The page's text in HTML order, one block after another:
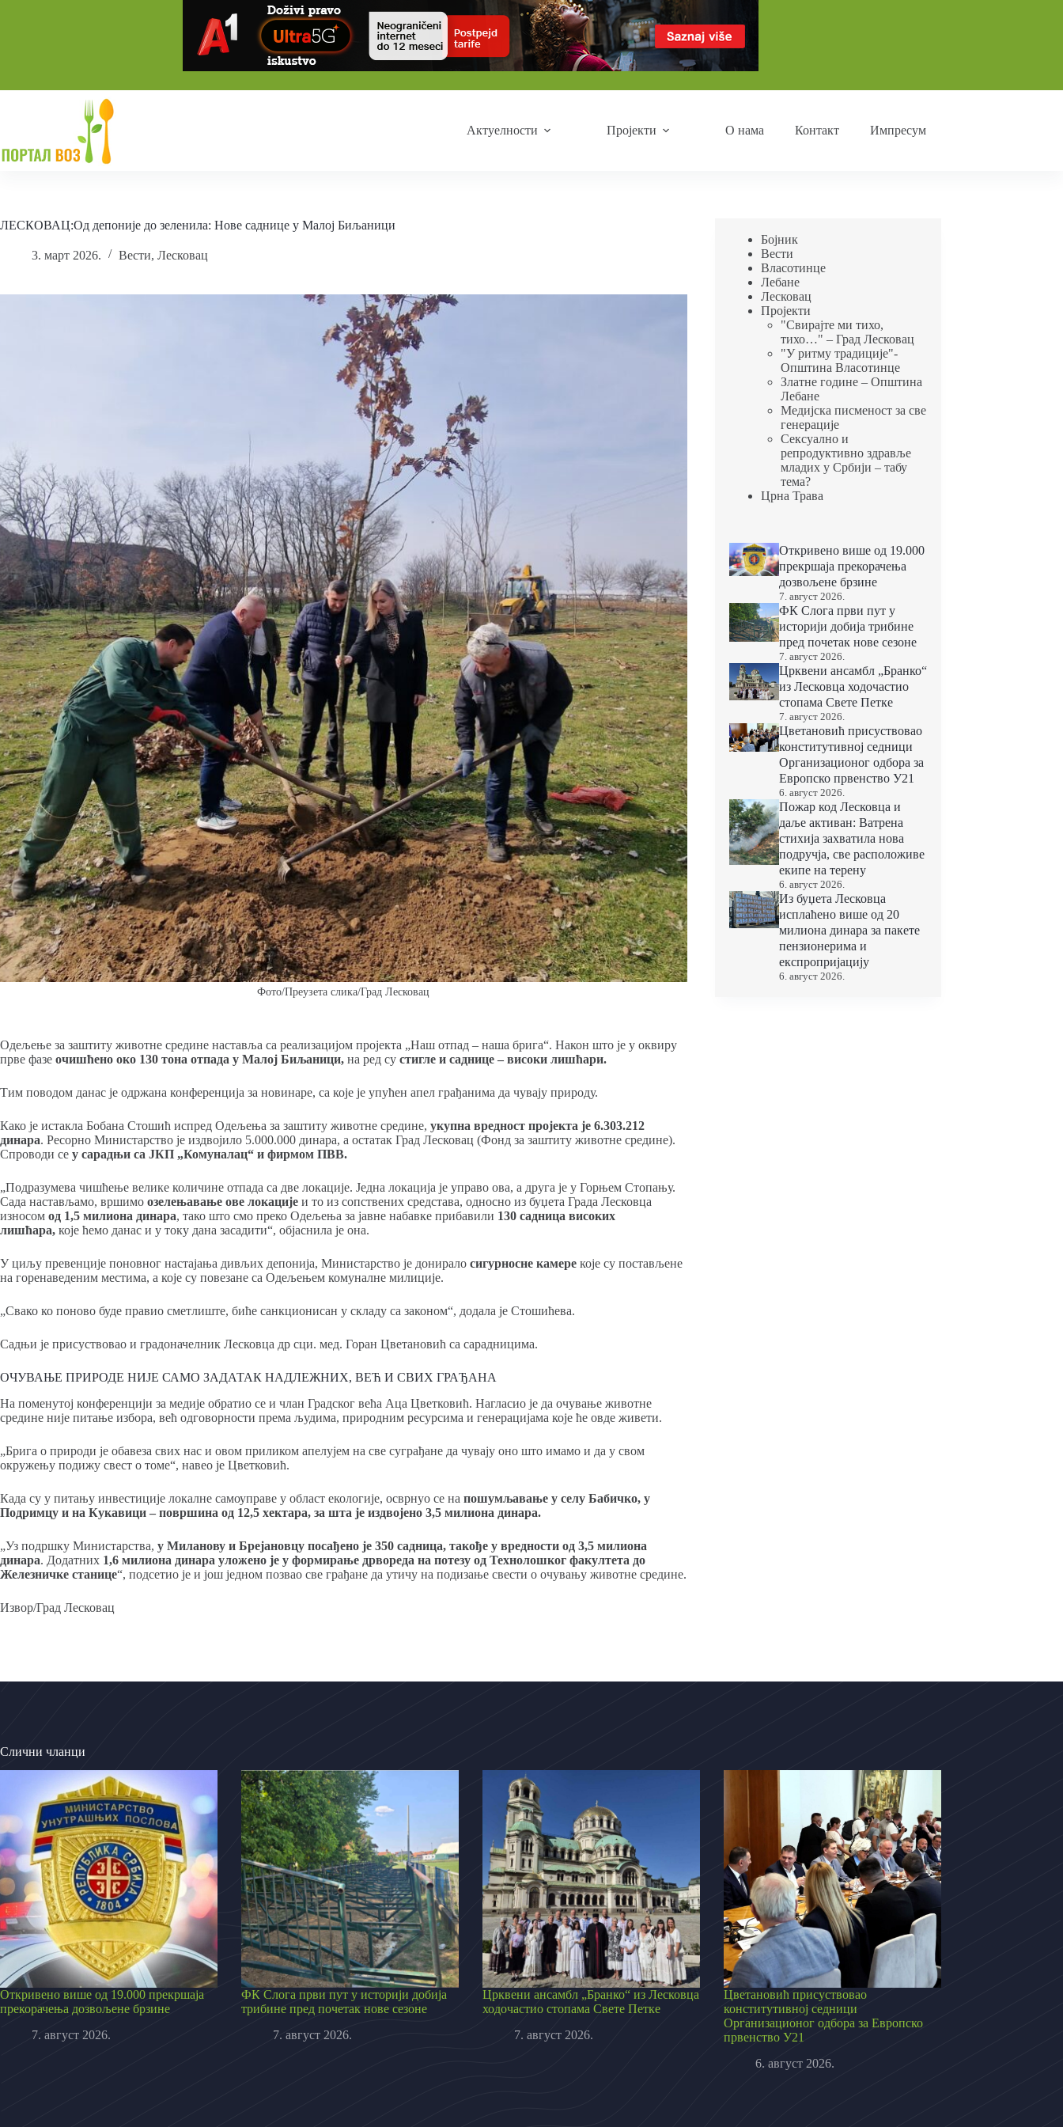
Актуелности Пројекти О нама Контакт Импресум
ЛЕСКОВАЦ:Од депоније до зеленила: Нове саднице у Малој Биљаници
3. март 2026. Вести, Лесковац
Фото/Преузета слика/Град Лесковац
Одељење за заштиту животне средине наставља са реализацијом пројекта „Наш отпад – наша брига“. Након што је у оквиру
прве фазе очишћено око 130 тона отпада у Малој Биљаници, на ред су стигле и саднице – високи лишћари.
Тим поводом данас је одржана конференција за новинаре, са које је упућен апел грађанима да чувају природу.
Како је истакла Бобана Стошић испред Одељења за заштиту животне средине, укупна вредност пројекта је 6.303.212
динара. Ресорно Министарство је издвојило 5.000.000 динара, а остатак Град Лесковац (Фонд за заштиту животне средине).
Спроводи се у сарадњи са ЈКП „Комуналац“ и фирмом ПВВ.
„Подразумева чишћење велике количине отпада са две локације. Једна локација је управо ова, а друга је у Горњем Стопању.
Сада настављамо, вршимо озелењавање ове локације и то из сопствених средстава, односно из буџета Града Лесковца
износом од 1,5 милиона динара, тако што смо преко Одељења за јавне набавке прибавили 130 садница високих
лишћара, које ћемо данас и у току дана засадити“, објаснила је она.
У циљу превенције поновног настајања дивљих депонија, Министарствo je донирало сигурносне камере које су постављене
на горенаведеним местима, а које су повезане са Одељењем комуналне милиције.
„Свако ко поново буде правио сметлиште, биће санкционисан у складу са законом“, додала је Стошићева.
Садњи је присуствовао и градоначелник Лесковца др сци. мед. Горан Цветановић са сарадницима.
ОЧУВАЊЕ ПРИРОДЕ НИЈЕ САМО ЗАДАТАК НАДЛЕЖНИХ, ВЕЋ И СВИХ ГРАЂАНА
На поменутој конференцији за медије обратио се и члан Градског већа Аца Цветковић. Нагласио је да очување животне
средине није питање избора, већ одговорности према људима, природним ресурсима и генерацијама које ће овде живети.
„Брига о природи је обавеза свих нас и овом приликом апелујем на све суграђане да чувају оно што имамо и да у свом
окружењу подижу свест о томе“, навео је Цветковић.
Када су у питању инвестиције локалне самоуправе у област екологије, осврнуо се на пошумљавање у селу Бабичко, у
Подримцу и на Кукавици – површина од 12,5 хектара, за шта је издвојено 3,5 милиона динара.
„Уз подршку Министарства, у Миланову и Брејановцу посађено је 350 садница, такође у вредности од 3,5 милиона
динара. Додатних 1,6 милиона динара уложено је у формирање дрвореда на потезу од Технолошког факултета до
Железничке станице“, подсетио је и још једном позвао све грађане да утичу на подизање свести о очувању животне средине.
Извор/Град Лесковац
Бојник
Вести
Власотинце
Лебане
Лесковац
Пројекти
"Свирајте ми тихо,
тихо…" – Град Лесковац
"У ритму традиције"-
Општина Власотинце
Златне године – Општина
Лебане
Медијска писменост за све
генерације
Сексуално и
репродуктивно здравље
младих у Србији – табу
тема?
Црна Трава
Откривено више од 19.000
прекршаја прекорачења
дозвољене брзине
7. август 2026.
ФК Слога први пут у
историји добија трибине
пред почетак нове сезоне
7. август 2026.
Црквени ансамбл „Бранко“
из Лесковца ходочастио
стопама Свете Петке
7. август 2026.
Цветановић присуствовао
конститутивној седници
Организационог одбора за
Европско првенство У21
6. август 2026.
Пожар код Лесковца и
даље активан: Ватрена
стихија захватила нова
подручја, све расположиве
екипе на терену
6. август 2026.
Из буџета Лесковца
исплаћено више од 20
милиона динара за пакете
пензионерима и
експропријацију
6. август 2026.
Слични чланци
Откривено више од 19.000 прекршаја
прекорачења дозвољене брзине
7. август 2026.
ФК Слога први пут у историји добија
трибине пред почетак нове сезоне
7. август 2026.
Црквени ансамбл „Бранко“ из Лесковца
ходочастио стопама Свете Петке
7. август 2026.
Цветановић присуствовао
конститутивној седници
Организационог одбора за Европско
првенство У21
6. август 2026.